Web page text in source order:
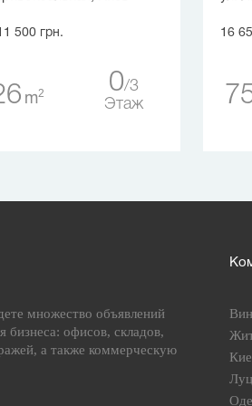
500 грн.
m2 0 3
Этаж
16
множество объявлений
бизнеса: офисов, складов,
а также коммерческую